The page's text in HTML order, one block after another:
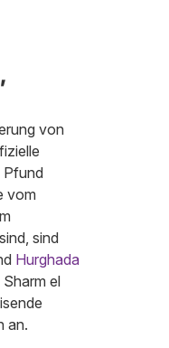
von
Pfund
vom
sind
Hurghada
el
an.